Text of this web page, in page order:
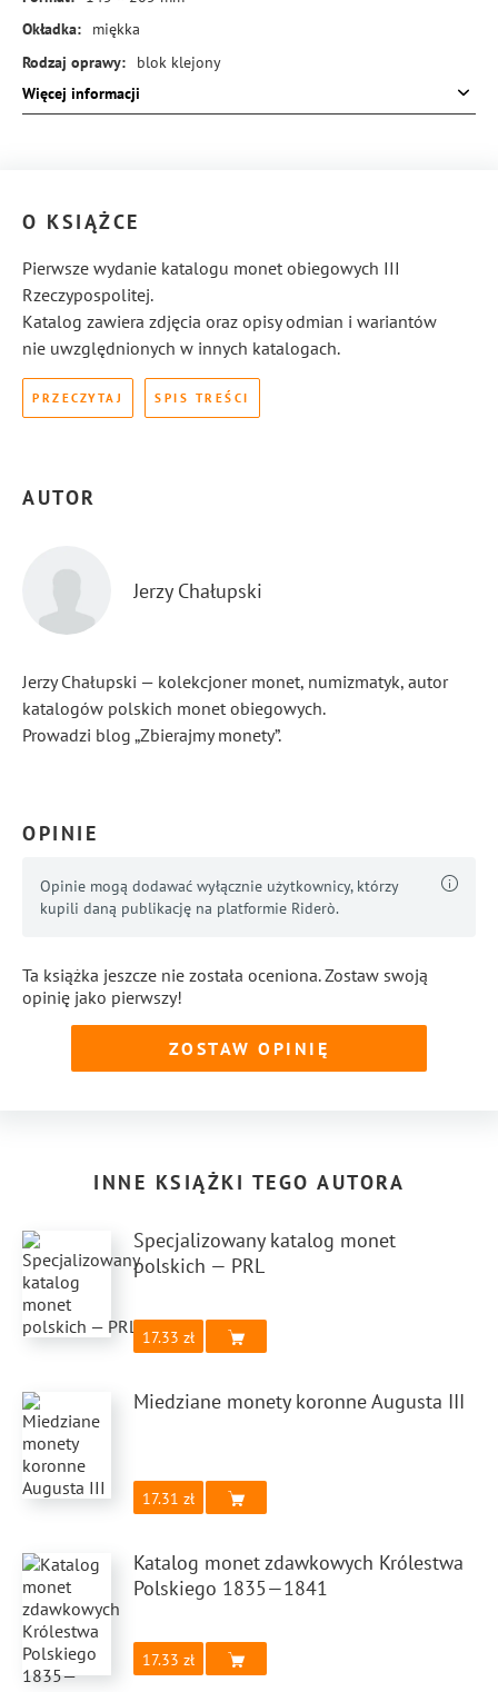
Okładka:
miękka
Rodzaj oprawy:
blok klejony
ISBN:
978-83-8245-381-2
Więcej informacji
O KSIĄŻCE
Pierwsze wydanie katalogu monet obiegowych III
Rzeczypospolitej.
Katalog zawiera zdjęcia oraz opisy odmian i wariantów
nie uwzględnionych w innych katalogach.
PRZECZYTAJ SPIS TREŚCI
AUTOR
Jerzy Chałupski
Jerzy Chałupski — kolekcjoner monet, numizmatyk, autor
katalogów polskich monet obiegowych.
Prowadzi blog „Zbierajmy monety”.
OPINIE
Opinie mogą dodawać wyłącznie użytkownicy, którzy
kupili daną publikację na platformie Riderò.
Ta książka jeszcze nie została oceniona. Zostaw swoją
opinię jako pierwszy!
ZOSTAW OPINIĘ
INNE KSIĄŻKI TEGO AUTORA
Specjalizowany katalog monet
polskich — PRL
17.33
Miedziane monety koronne Augusta III
17.31
Katalog monet zdawkowych Królestwa
Polskiego 1835—1841
17.33